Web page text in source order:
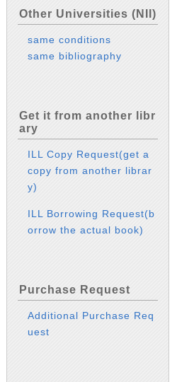
Other Universities (NII)
same conditions
same bibliography
Get it from another libr
ary
ILL Copy Request(get a
copy from another librar
y)
ILL Borrowing Request(b
orrow the actual book)
Purchase Request
Additional Purchase Req
uest